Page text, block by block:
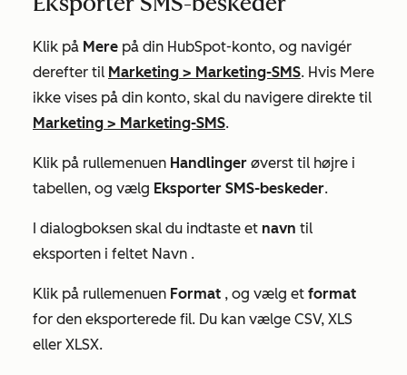
Klik på Mere på din HubSpot-konto, og navigér
derefter til Marketing > Marketing-SMS. Hvis Mere
ikke vises på din konto, skal du navigere direkte til
Marketing > Marketing-SMS.
Klik på rullemenuen Handlinger øverst til højre i
tabellen, og vælg Eksporter SMS-beskeder.
I dialogboksen skal du indtaste et navn til
eksporten i feltet Navn .
Klik på rullemenuen Format , og vælg et format
for den eksporterede fil. Du kan vælge CSV, XLS
eller XLSX.